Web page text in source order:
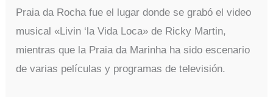
Praia da Rocha fue el lugar donde se grabó el video
musical «Livin ‘la Vida Loca» de Ricky Martin,
mientras que la Praia da Marinha ha sido escenario
de varias películas y programas de televisión.